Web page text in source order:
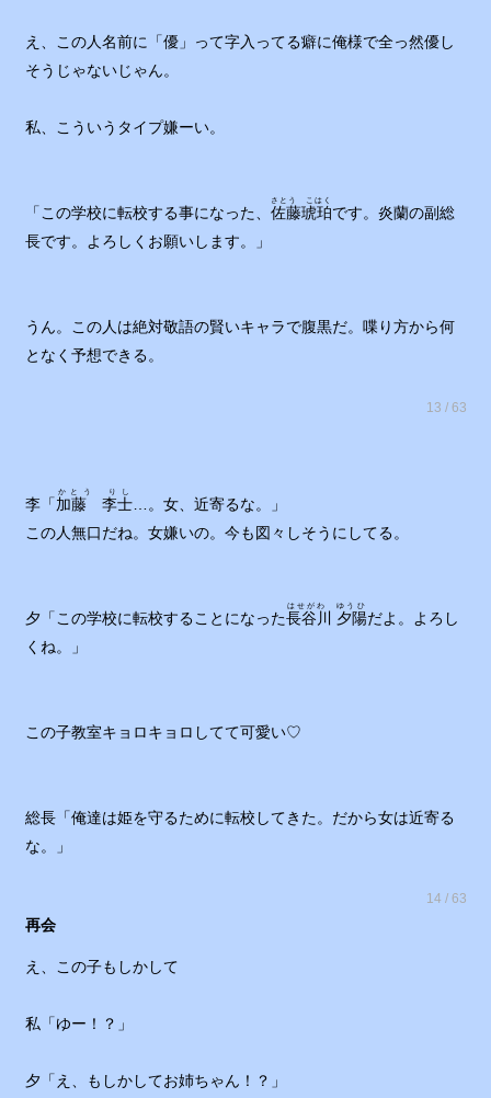
え、この人名前に「優」って字入ってる癖に俺様で全っ然優し
そうじゃないじゃん。
私、こういうタイプ嫌ーい。
「この学校に転校する事になった、 佐藤琥珀
さとう こはく
です。炎蘭の副総
長です。よろしくお願いします。」
うん。この人は絶対敬語の賢いキャラで腹黒だ。喋り方から何
となく予想できる。
13 / 63
李「加藤 李士
かとう りし
…。女、近寄るな。」
この人無口だね。女嫌いの。今も図々しそうにしてる。
夕「この学校に転校することになった長谷川 夕陽
はせがわ ゆうひ
だよ。よろし
くね。」
この子教室キョロキョロしてて可愛い♡
総長「俺達は姫を守るために転校してきた。だから女は近寄る
な。」
14 / 63
再会
え、この子もしかして
私「ゆー！？」
夕「え、もしかしてお姉ちゃん！？」